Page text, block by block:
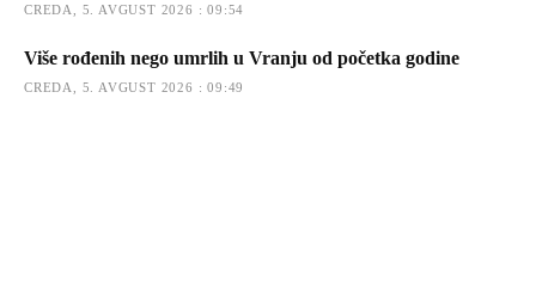
CREDA, 5. AVGUST 2026 : 09:54
Više rođenih nego umrlih u Vranju od početka godine
CREDA, 5. AVGUST 2026 : 09:49